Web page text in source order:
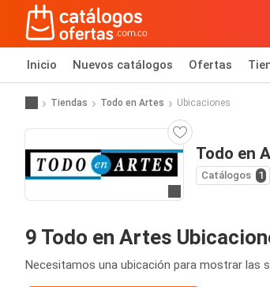
Inicio Nuevos catálogos Ofertas
Tiendas Todo en Artes Ubicaciones
Todo en
Catálogos 1
9 Todo en Artes
Necesitamos una ubicación para mostrar las